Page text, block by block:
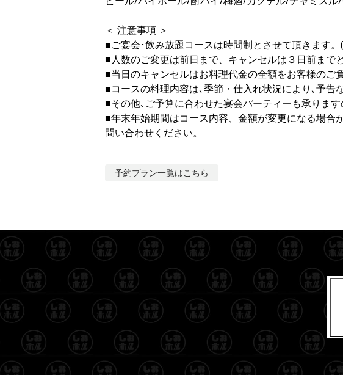
＜ 注意事項 ＞
■ご宴会･飲み放題コースは時間制とさせて頂きます。
■人数のご変更は前日まで、キャンセルは３日前まで
■当日のキャンセルはお料理代金の全額をお客様のご
■コースの料理内容は､季節・仕入れ状況により､予告
■その他､ご予算に合わせた宴会パーティーも承ります
■年末年始期間はコース内容、金額が変更になる場
問い合わせください。
予約プラン一覧はこちら